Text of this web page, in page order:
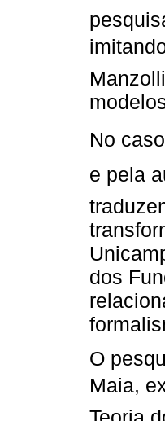
No
e pela
dos
O
Maia,